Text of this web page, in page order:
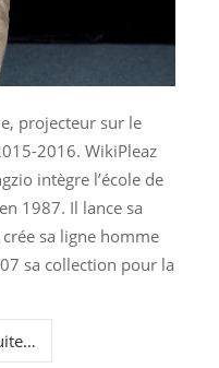
projecteur sur le
2016. WikiPleaz
intègre l’école de
1987. Il lance sa
sa ligne homme
sa collection pour la